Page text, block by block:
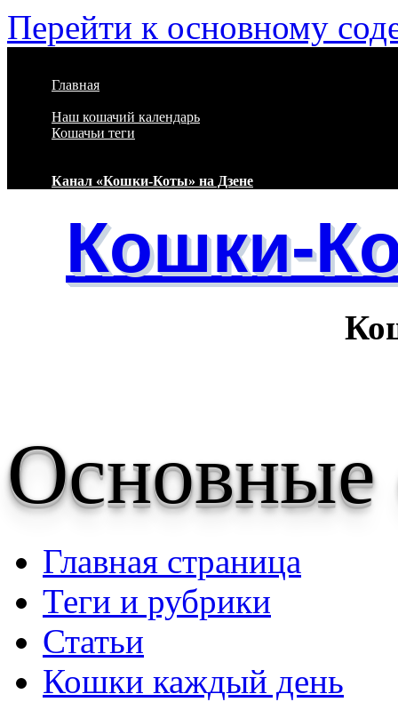
Перейти к основному
Главная
Наш кошачий календарь
Кошачьи теги
Канал «Кошки-Коты» на Дзене
Кошки-
Кошачий
Основные
Главная страница
Теги и рубрики
Статьи
Кошки каждый день